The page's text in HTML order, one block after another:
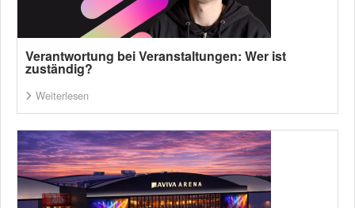
Verantwortung bei Veranstaltungen: Wer ist
zuständig?
Weiterlesen